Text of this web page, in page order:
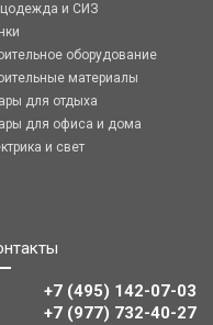
и СИЗ
оборудование
материалы
для отдыха
для офиса и дома
и свет
+7 (495) 142-07-03
‎‎+7 (977) 732-40-27